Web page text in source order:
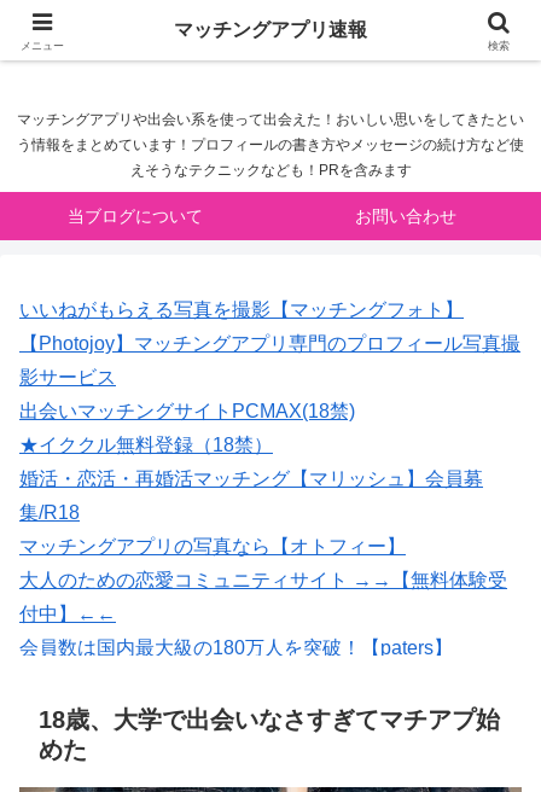
マッチングアプリ速報
マッチングアプリや出会い系を使って出会えた！おいしい思いをしてきたとい
う情報をまとめています！プロフィールの書き方やメッセージの続け方など使
えそうなテクニックなども！PRを含みます
当ブログについて お問い合わせ
いいねがもらえる写真を撮影【マッチングフォト】
【Photojoy】マッチングアプリ専門のプロフィール写真撮
影サービス
出会いマッチングサイトPCMAX(18禁)
★イククル無料登録（18禁）
婚活・恋活・再婚活マッチング【マリッシュ】会員募
集/R18
マッチングアプリの写真なら【オトフィー】
大人のための恋愛コミュニティサイト →→【無料体験受
付中】←←
会員数は国内最大級の180万人を突破！【paters】
恋愛マッチング ワクワク
18歳、大学で出会いなさすぎてマチアプ始
めた
メニュー
マッチングアプリ速報
検索